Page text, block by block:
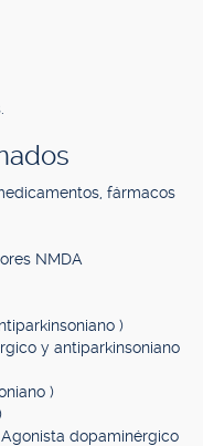
fármacos
NMDA
)
y antiparkinsoniano
)
dopaminérgico